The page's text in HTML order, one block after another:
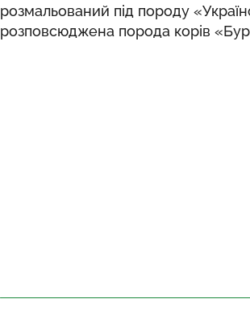
розмальований під породу
розповсюджена порода корів